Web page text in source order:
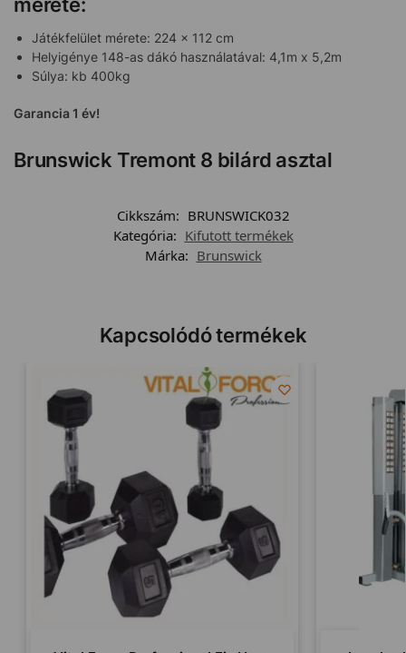
Játékfelület mérete: 224 x 112 cm
Helyigénye 148-as dákó használatával: 4,1m x 5,2m
Súlya: kb 400kg
Garancia 1 év!
Brunswick Tremont 8 bilárd asztal
Cikkszám: BRUNSWICK032
Kategória: Kifutott termékek
Márka: Brunswick
Kapcsolódó termékek